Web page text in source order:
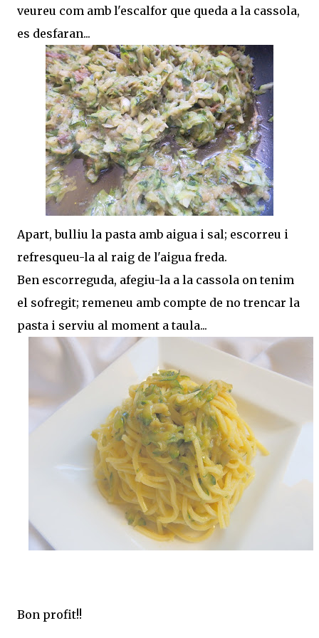
veureu com amb l'escalfor que queda a la cassola,
es desfaran...
Apart, bulliu la pasta amb aigua i sal; escorreu i
refresqueu-la al raig de l'aigua freda.
Ben escorreguda, afegiu-la a la cassola on tenim
el sofregit; remeneu amb compte de no trencar la
pasta i serviu al moment a taula...
Bon profit!!